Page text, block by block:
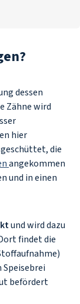
dessen
Zähne wird
hier
die
angekommen
und in einen
und wird dazu
findet die
befördert